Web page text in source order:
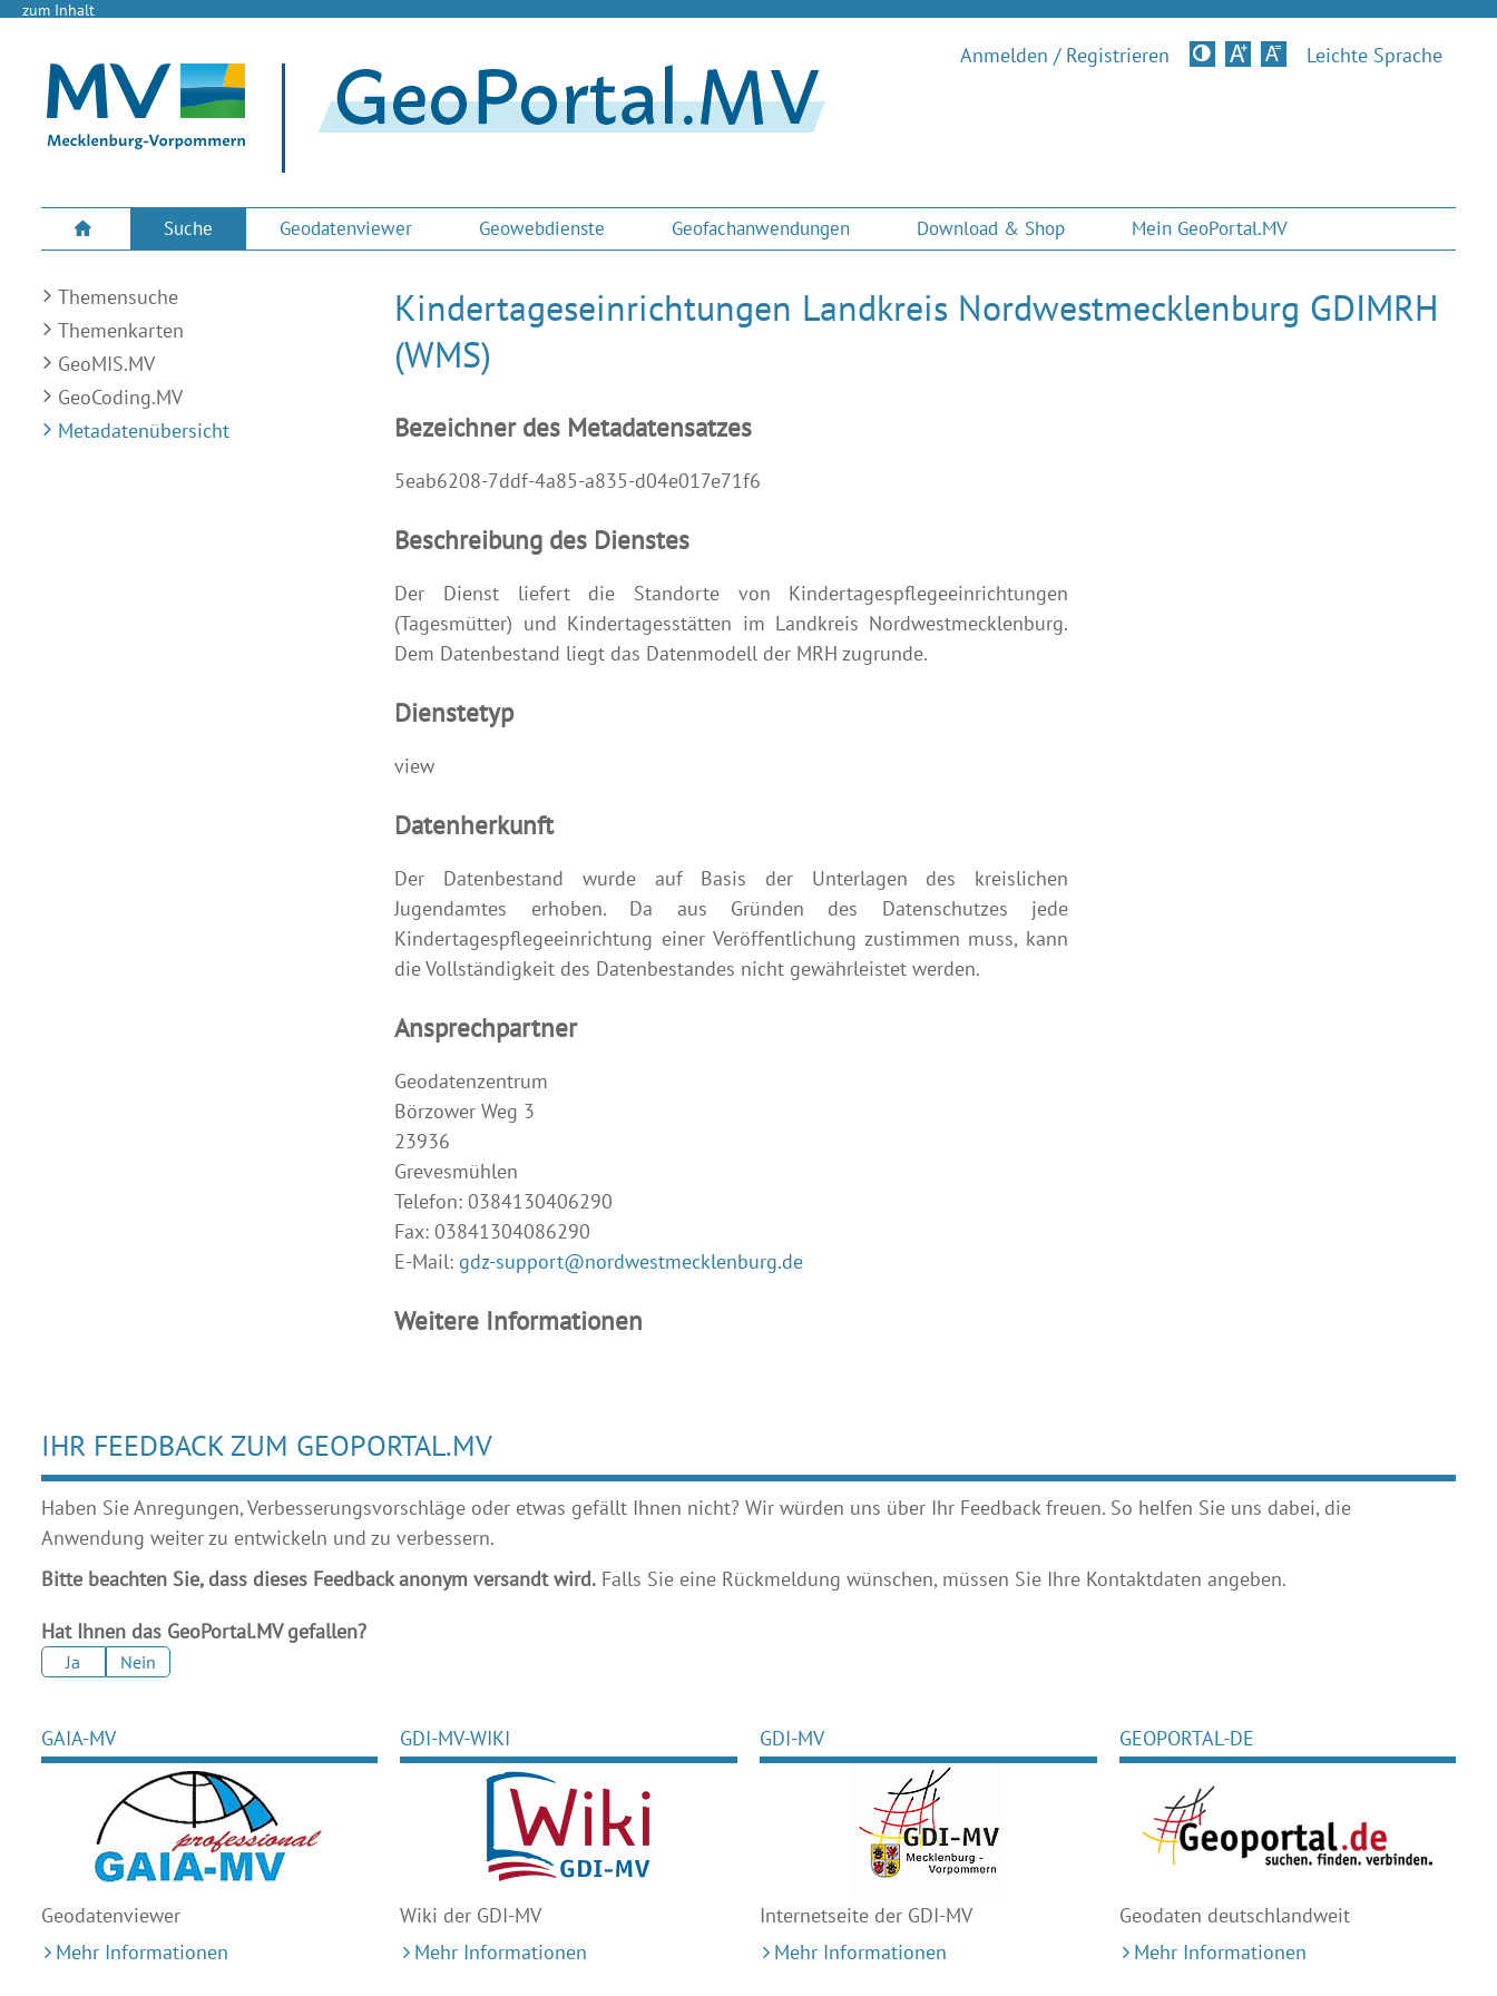
zum Inhalt
Anmelden / Registrieren KontrastversionLeichte Sprache
Suche Geodatenviewer Geowebdienste Geofachanwendungen Download & Shop Mein GeoPortal.MV
Themensuche
Themenkarten
GeoMIS.MV
GeoCoding.MV
Metadatenübersicht
Kindertageseinrichtungen Landkreis Nordwestmecklenburg GDIMRH
(WMS)
Bezeichner des Metadatensatzes
5eab6208-7ddf-4a85-a835-d04e017e71f6
Beschreibung des Dienstes
Der Dienst liefert die Standorte von Kindertagespflegeeinrichtungen
(Tagesmütter) und Kindertagesstätten im Landkreis Nordwestmecklenburg.
Dem Datenbestand liegt das Datenmodell der MRH zugrunde.
Dienstetyp
view
Datenherkunft
Der Datenbestand wurde auf Basis der Unterlagen des kreislichen
Jugendamtes erhoben. Da aus Gründen des Datenschutzes jede
Kindertagespflegeeinrichtung einer Veröffentlichung zustimmen muss, kann
die Vollständigkeit des Datenbestandes nicht gewährleistet werden.
Ansprechpartner
Geodatenzentrum
Börzower Weg 3
23936
Grevesmühlen
Telefon: 0384130406290
Fax: 03841304086290
E-Mail:gdz-support@nordwestmecklenburg.de
Weitere Informationen
IHR FEEDBACK ZUM GEOPORTAL.MV
Haben Sie Anregungen, Verbesserungsvorschläge oder etwas gefällt Ihnen nicht? Wir würden uns über Ihr Feedback freuen. So helfen Sie uns dabei, die
Anwendung weiter zu entwickeln und zu verbessern.
Bitte beachten Sie, dass dieses Feedback anonym versandt wird.Falls Sie eine Rückmeldung wünschen, müssen Sie Ihre Kontaktdaten angeben.
Hat Ihnen das GeoPortal.MV gefallen?
Ja Nein
GAIA-MV
Geodatenviewer
Mehr Informationen
GDI-MV-WIKI
Wiki der GDI-MV
Mehr Informationen
GDI-MV
Internetseite der GDI-MV
Mehr Informationen
GEOPORTAL-DE
Geodaten deutschlandweit
Mehr Informationen